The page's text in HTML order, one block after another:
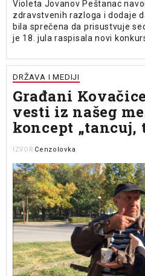
Violeta Jovanov Peštanac
zdravstvenih razloga i dodaje
bila sprečena da prisustvuje
je 18. jula raspisala novi
DRŽAVA I MEDIJI
Građani
vesti iz našeg
koncept „tancuj,
IZVOR Cenzolovka